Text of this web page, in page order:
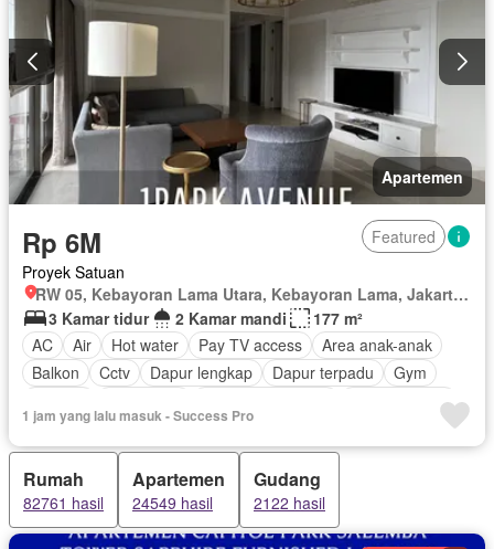
Apartemen
Rp 6M
Featured
Proyek Satuan
RW 05, Kebayoran Lama Utara, Kebayoran Lama, Jakarta Selatan, Daerah Khusus Ibukota Jakarta
3 Kamar tidur
2 Kamar mandi
177 m²
AC
Air Hot water Pay TV access
Area anak-anak
Balkon
Cctv Dapur lengkap Dapur terpadu
Gym
Kolam renang
Lapangan tenis
Lemari pakaian bawaan
Listrik
Secure parking
Rumah jaga Ruang layanan
Spa
Telephone
Televisi Garasi Berperabot lengkap
1 jam yang lalu masuk - Success Pro
Rumah
82761 hasil
Apartemen
24549 hasil
Gudang
2122 hasil